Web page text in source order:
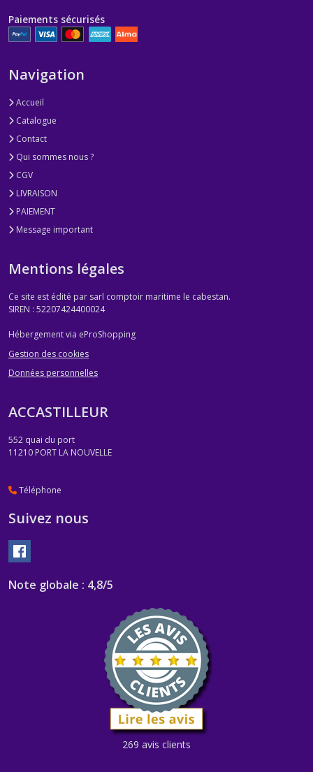
Paiements sécurisés
Navigation
Accueil
Catalogue
Contact
Qui sommes nous ?
CGV
LIVRAISON
PAIEMENT
Message important
Mentions légales
Ce site est édité par sarl comptoir maritime le cabestan.
SIREN : 52207424400024
Hébergement via eProShopping
Gestion des cookies
Données personnelles
ACCASTILLEUR
552 quai du port
11210 PORT LA NOUVELLE
Téléphone
Suivez nous
Note globale : 4,8/5
269 avis clients